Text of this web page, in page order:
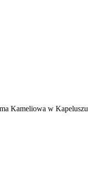
Kameliowa w Kapeluszu